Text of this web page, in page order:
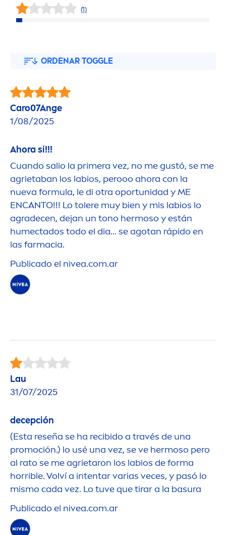
(1)
ORDENAR TOGGLE
Caro07Ange
1/08/2025
Ahora si!!!
Cuando salio la primera vez, no me gustó, se me
agrietaban los labios, perooo ahora con la
nueva formula, le di otra oportunidad y ME
ENCANTO!!! Lo tolere muy bien y mis labios lo
agradecen, dejan un tono hermoso y están
humectados todo el dia... se agotan rápido en
las farmacia.
Publicado el nivea.com.ar
Lau
31/07/2025
decepción
(Esta reseña se ha recibido a través de una
promoción.) lo usé una vez, se ve hermoso pero
al rato se me agrietaron los labios de forma
horrible. Volví a intentar varias veces, y pasó lo
mismo cada vez. Lo tuve que tirar a la basura
Publicado el nivea.com.ar